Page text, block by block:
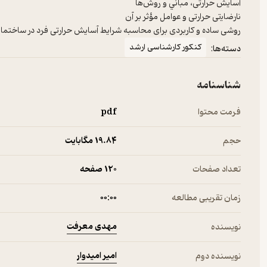
روشی ﺳﺎده و ﻛﺎرﺑﺮدی ﺑﺮای ﻣﺤﺎﺳﺒﻪ ﺷﺮاﻳﻂ آﺳﺎﻳﺶ ﺣﺮارتی ﻓﺮد در
دسته‌ها: کنکور کارشناسی ارشد
شناسنامه
فرمت محتوا pdf
حجم 19.۸۴ مگابایت
تعداد صفحات 120 صفحه
زمان تقریبی مطالعه ۰۰:۰۰
نویسنده مهدی معرفت
نویسنده دوم امیر امیدوار